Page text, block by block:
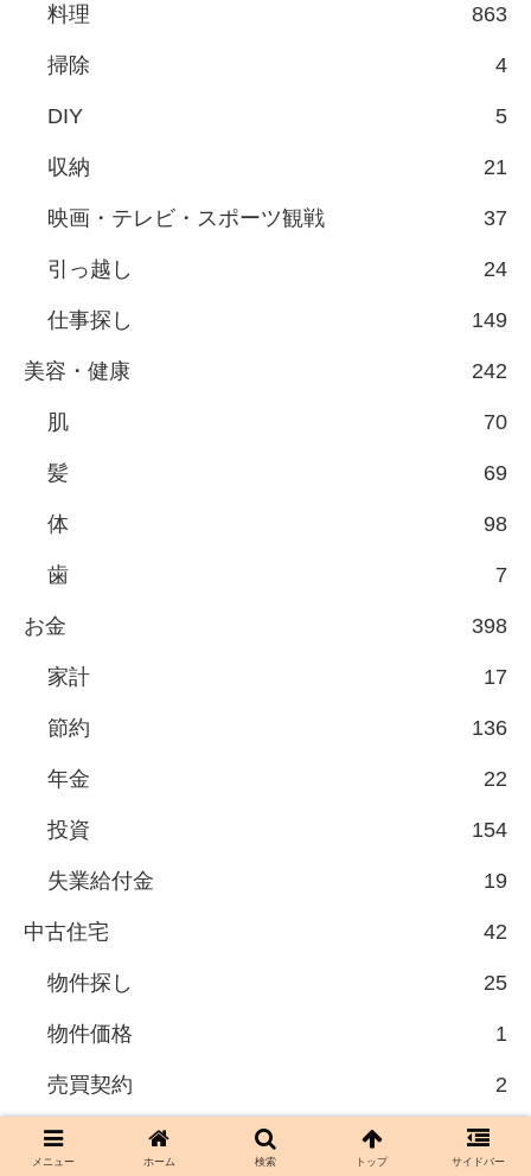
料理 863
掃除 4
DIY 5
収納 21
映画・テレビ・スポーツ観戦 37
引っ越し 24
仕事探し 149
美容・健康 242
肌 70
髪 69
体 98
歯 7
お金 398
家計 17
節約 136
年金 22
投資 154
失業給付金 19
中古住宅 42
物件探し 25
物件価格 1
売買契約 2
火災保険
メニュー ホーム 検索 トップ サイドバー